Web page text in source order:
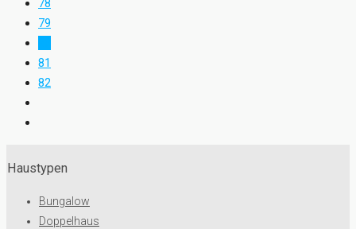
78
79
81
82
Haustypen
Bungalow
Doppelhaus